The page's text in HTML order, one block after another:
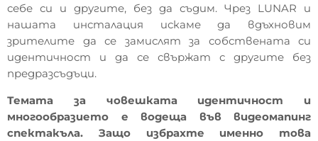
себе си и другите, без да съдим. Чрез LUNAR и
нашата инсталация искаме да вдъхновим
зрителите да се замислят за собствената си
идентичност и да се свържат с другите без
предразсъдъци.
Темата за човешката идентичност и
многообразието е водеща във видеомапинг
спектакъла. Защо избрахте именно това